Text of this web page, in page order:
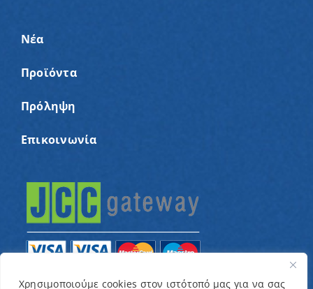
Χρησιμοποιούμε cookies στον ιστότοπό μας για να σας
Νέα
Προϊόντα
Πρόληψη
Επικοινωνία